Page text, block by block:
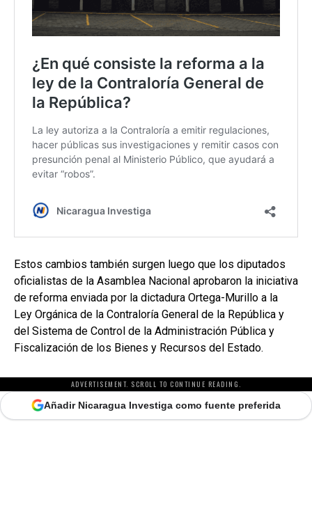
Estos cambios también surgen luego que los diputados
oficialistas de la Asamblea Nacional aprobaron la iniciativa
de reforma enviada por la dictadura Ortega-Murillo a la
Ley Orgánica de la Contraloría General de la República y
del Sistema de Control de la Administración Pública y
Fiscalización de los Bienes y Recursos del Estado.
ADVERTISEMENT. SCROLL TO CONTINUE READING.
Añadir Nicaragua Investiga como fuente preferida